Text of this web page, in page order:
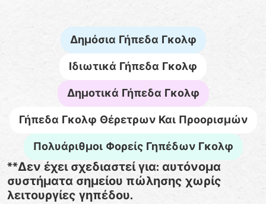
Δημόσια Γήπεδα Γκολφ
Ιδιωτικά Γήπεδα Γκολφ
Δημοτικά Γήπεδα Γκολφ
Γήπεδα Γκολφ Θέρετρων Και Προορισμών
Πολυάριθμοι Φορείς Γηπέδων Γκολφ
**Δεν έχει σχεδιαστεί για: αυτόνομα
συστήματα σημείου πώλησης χωρίς
λειτουργίες γηπέδου.